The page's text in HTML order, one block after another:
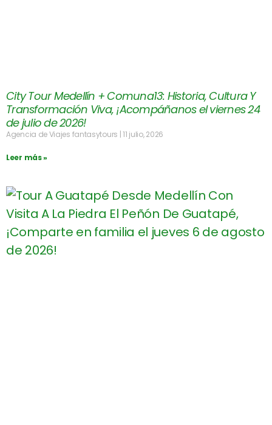
City Tour Medellín + Comuna13: Historia, Cultura Y
Transformación Viva, ¡Acompáñanos el viernes 24
de julio de 2026!
Agencia de Viajes fantasytours 11 julio, 2026
Leer más »